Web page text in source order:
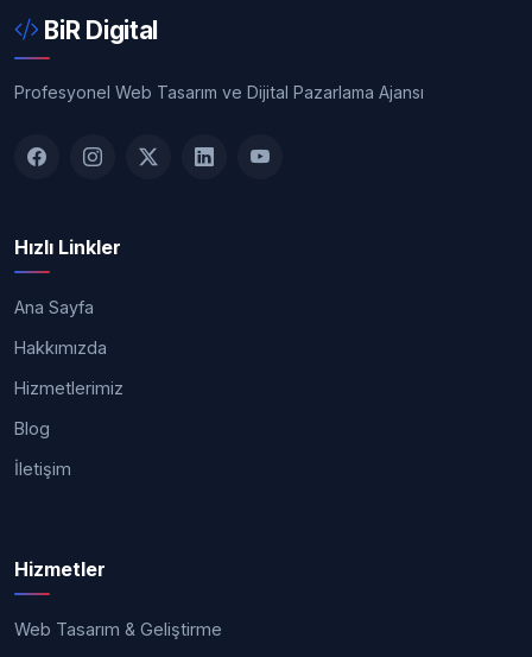
BiR Digital
Profesyonel Web Tasarım ve Dijital Pazarlama Ajansı
Hızlı Linkler
Ana Sayfa
Hakkımızda
Hizmetlerimiz
Blog
İletişim
Hizmetler
Web Tasarım & Geliştirme